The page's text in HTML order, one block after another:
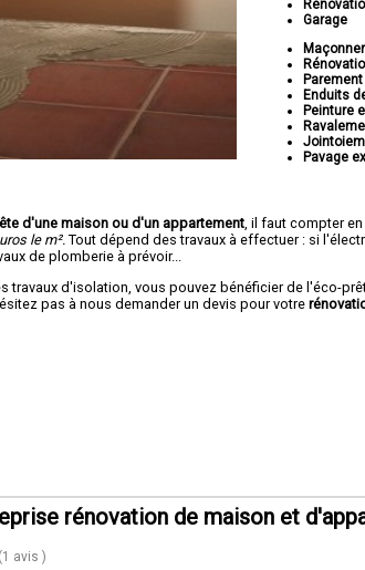
Garage
Enduits
Peinture
Pavage
d'une maison ou d'un appartement , il faut compter en
le m². Tout dépend des travaux à effectuer : si
de plomberie à prévoir...
travaux d'isolation, vous pouvez bénéficier de l'éco-
pas à nous demander un devis pour votre
rénovation de maison et
(1 avis )